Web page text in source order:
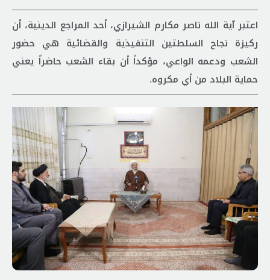
اعتبر آية الله ناصر مكارم الشيرازي، أحد المراجع الدينية، أن
ركيزة نجاح السلطتين التنفيذية والقضائية هي حضور
الشعب ودعمه الواعي، مؤكداً أن بقاء الشعب حاضراً يعني
حماية البلاد من أي مكروه.